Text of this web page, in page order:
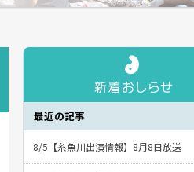
最近の記事
8/5【糸魚川出演情報】8月8日放送